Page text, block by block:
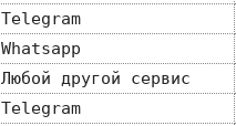
Telegram
Whatsapp
Любой другой сервис
Telegram